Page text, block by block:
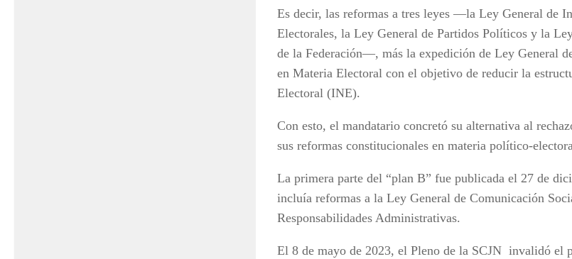
Es decir, las reformas a tres leyes —la Ley General de
Electorales, la Ley General de Partidos Políticos y la
de la Federación—, más la expedición de Ley General
en Materia Electoral con el objetivo de reducir la
Electoral (INE).
Con esto, el mandatario concretó su alternativa al
sus reformas constitucionales en materia político-
La primera parte del “plan B” fue publicada el 27 de
incluía reformas a la Ley General de Comunicación
Responsabilidades Administrativas.
El 8 de mayo de 2023, el Pleno de la SCJN invalidó el